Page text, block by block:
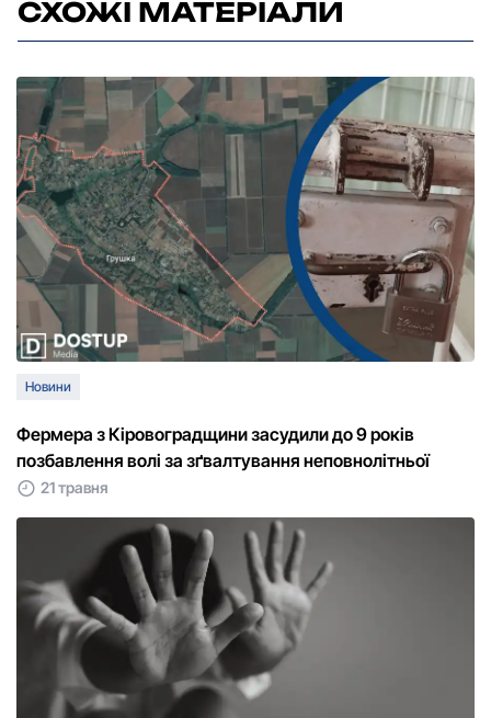
СХОЖІ МАТЕРІАЛИ
Новини
Фермера з Кіровоградщини засудили до 9 років
позбавлення волі за зґвалтування неповнолітньої
21 травня